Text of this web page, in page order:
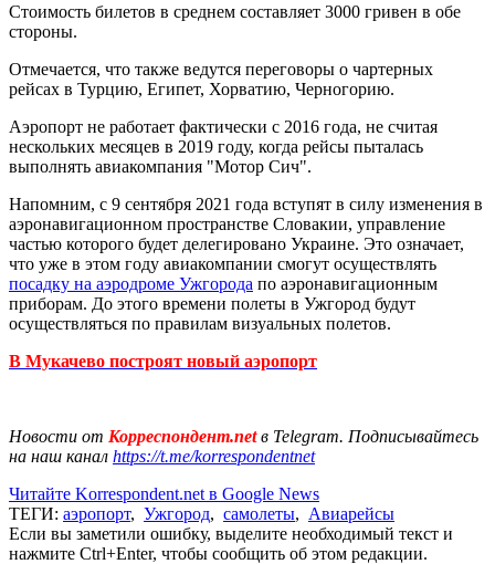
Стоимость билетов в среднем составляет 3000 гривен в обе
стороны.
Отмечается, что также ведутся переговоры о чартерных
рейсах в Турцию, Египет, Хорватию, Черногорию.
Аэропорт не работает фактически с 2016 года, не считая
нескольких месяцев в 2019 году, когда рейсы пыталась
выполнять авиакомпания "Мотор Сич".
Напомним, с 9 сентября 2021 года вступят в силу изменения в
аэронавигационном пространстве Словакии, управление
частью которого будет делегировано Украине. Это означает,
что уже в этом году авиакомпании смогут осуществлять
посадку на аэродроме Ужгорода по аэронавигационным
приборам. До этого времени полеты в Ужгород будут
осуществляться по правилам визуальных полетов.
В Мукачево построят новый аэропорт
Новости от Корреспондент.netв Telegram. Подписывайтесь
на наш канал https://t.me/korrespondentnet
Читайте Korrespondent.net в Google News
ТЕГИ: аэропорт, Ужгород, самолеты, Авиарейсы
Если вы заметили ошибку, выделите необходимый текст и
нажмите Ctrl+Enter, чтобы сообщить об этом редакции.